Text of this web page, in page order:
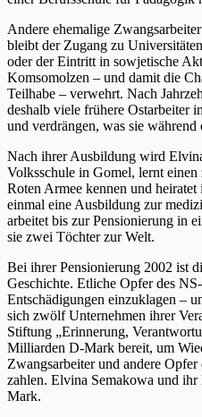
Andere ehemalige
bleibt der Zugang zu
oder der Eintritt in sowjetische
Komsomolzen – und damit die
Teilhabe – verwehrt. Nach
deshalb viele frühere Ostarbeiter
und verdrängen, was sie während
Nach ihrer Ausbildung wird
Volksschule in Gomel, lernt
Roten Armee kennen und
einmal eine Ausbildung zur
arbeitet bis zur Pensionierung in
sie zwei Töchter zur Welt.
Bei ihrer Pensionierung 2002 ist
Geschichte. Etliche Opfer des
Entschädigungen einzuklagen –
sich zwölf Unternehmen ihrer
Stiftung „Erinnerung,
Milliarden D-Mark bereit, um
Zwangsarbeiter und andere
zahlen. Elvina Semakowa und
Mark.